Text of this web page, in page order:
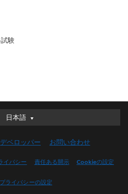
験
日本語
日本語
English (UK)
(Canada)
デベロッパー お問い合わせ
イバシー 責任ある開示 Cookieの設定
プライバシーの設定